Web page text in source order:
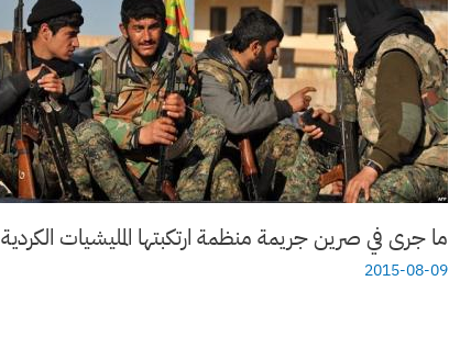
ما جرى في صرين جريمة منظمة ارتكبتها المليشيات الكردية
2015-08-09